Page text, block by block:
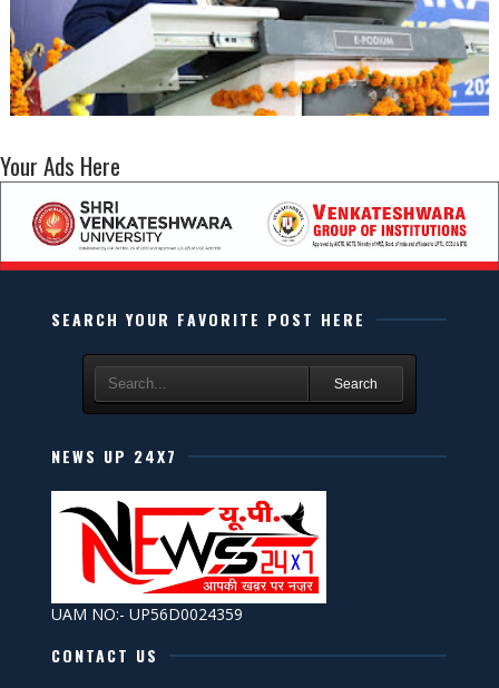
Your Ads Here
SEARCH YOUR FAVORITE POST HERE
Search
NEWS UP 24X7
UAM NO:- UP56D0024359
CONTACT US